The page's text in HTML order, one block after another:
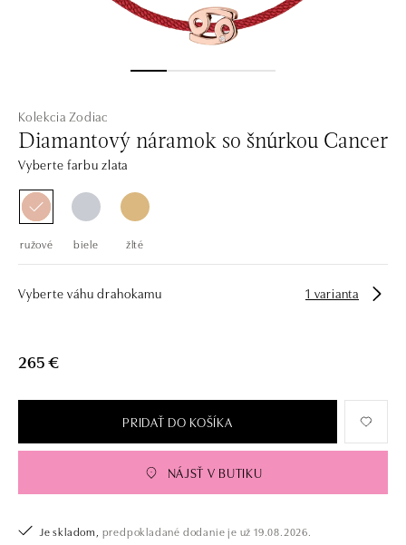
Kolekcia Zodiac
Diamantový náramok so šnúrkou Cancer
Vyberte farbu zlata
ružové biele žlté
Vyberte váhu drahokamu 1 varianta
265 €
PRIDAŤ DO KOŠÍKA
NÁJSŤ V BUTIKU
Je skladom, predpokladané dodanie je už 19.08.2026.